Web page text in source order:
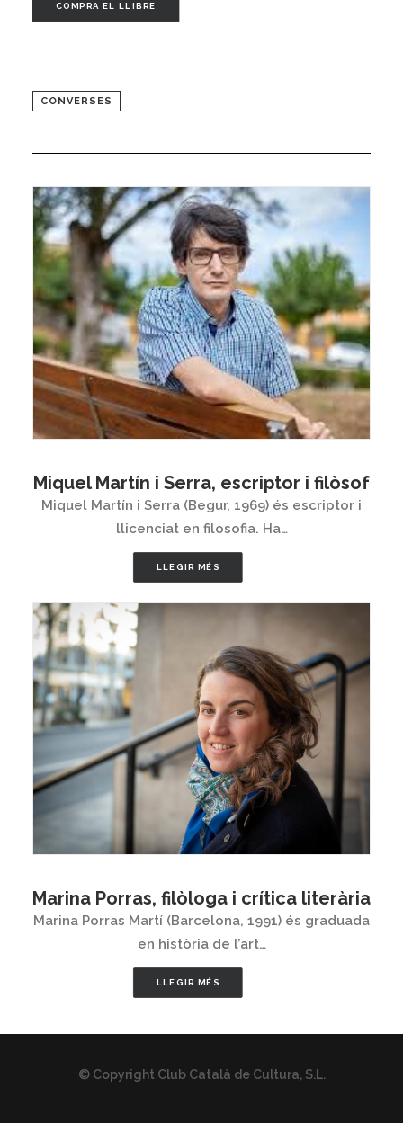
COMPRA EL LLIBRE
CONVERSES
Miquel Martín i Serra, escriptor i filòsof
Miquel Martín i Serra (Begur, 1969) és escriptor i
llicenciat en filosofia. Ha…
LLEGIR MÉS
Marina Porras, filòloga i crítica literària
Marina Porras Martí (Barcelona, ​​1991) és graduada
en història de l’art…
LLEGIR MÉS
© Copyright Club Català de Cultura, S.L.